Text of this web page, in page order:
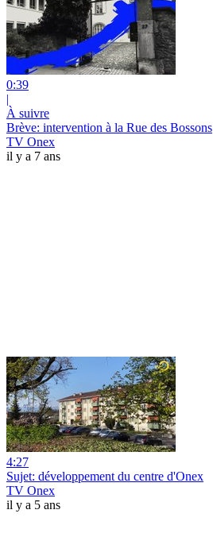
0:39
|
À suivre
Brève: intervention à la Rue des Bossons
TV Onex
il y a 7 ans
4:27
Sujet: développement du centre d'Onex
TV Onex
il y a 5 ans